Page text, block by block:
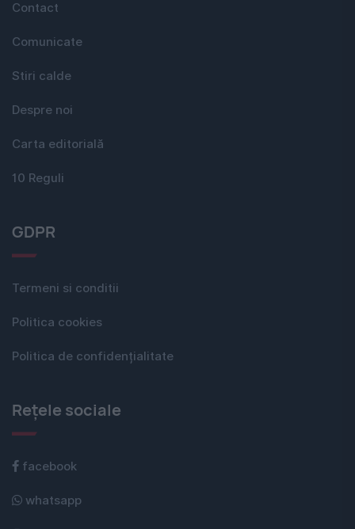
Contact
Comunicate
Stiri calde
Despre noi
Carta editorială
10 Reguli
GDPR
Termeni si conditii
Politica cookies
Politica de confidențialitate
Rețele sociale
facebook
whatsapp